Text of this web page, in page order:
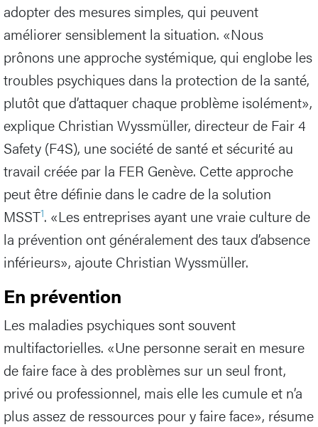
adopter des mesures simples, qui peuvent
améliorer sensiblement la situation. «Nous
prônons une approche systémique, qui englobe les
troubles psychiques dans la protection de la santé,
plutôt que d’attaquer chaque problème isolément»,
explique Christian Wyssmüller, directeur de Fair 4
Safety (F4S), une société de santé et sécurité au
travail créée par la FER Genève. Cette approche
peut être définie dans le cadre de la solution
MSST1. «Les entreprises ayant une vraie culture de
la prévention ont généralement des taux d’absence
inférieurs», ajoute Christian Wyssmüller.
En prévention
Les maladies psychiques sont souvent
multifactorielles. «Une personne serait en mesure
de faire face à des problèmes sur un seul front,
privé ou professionnel, mais elle les cumule et n’a
plus assez de ressources pour y faire face», résume